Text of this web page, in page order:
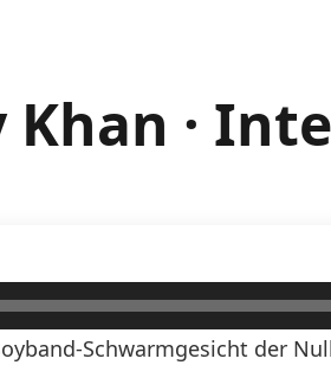
Khan ·
Schwarmgesicht der